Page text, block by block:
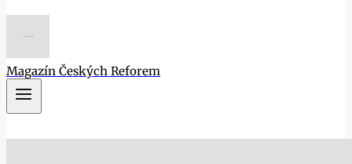
Magazín Českých Reforem